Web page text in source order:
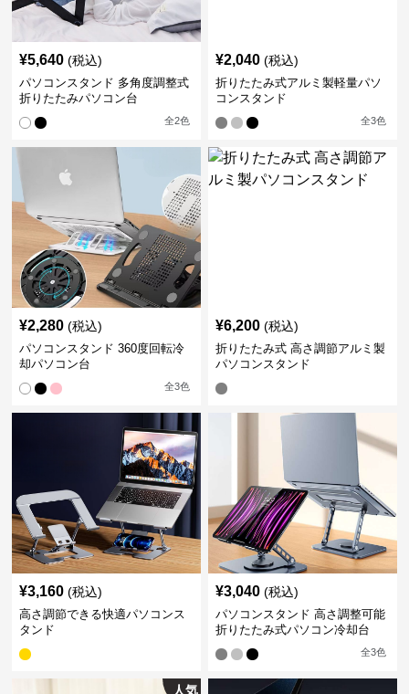
¥5,640 (税込)
パソコンスタンド 多角度調整式
折りたたみパソコン台
全2色
¥2,040 (税込)
折りたたみ式アルミ製軽量パソ
コンスタンド
全3色
¥2,280 (税込)
パソコンスタンド 360度回転冷
却パソコン台
全3色
¥6,200 (税込)
折りたたみ式 高さ調節アルミ製
パソコンスタンド
¥3,160 (税込)
高さ調節できる快適パソコンス
タンド
¥3,040 (税込)
パソコンスタンド 高さ調整可能
折りたたみ式パソコン冷却台
全3色
人気